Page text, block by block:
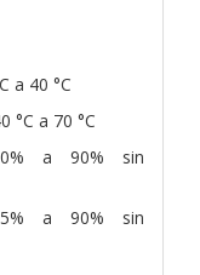
a 40 °C
°C a 70 °C
a 90% sin
5% a 90% sin